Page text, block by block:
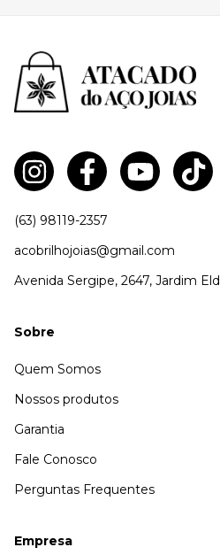
(63) 98119-2357
acobrilhojoias@gmail.com
Avenida Sergipe, 2647, Jardim
Sobre
Quem Somos
Nossos produtos
Garantia
Fale Conosco
Perguntas Frequentes
Empresa